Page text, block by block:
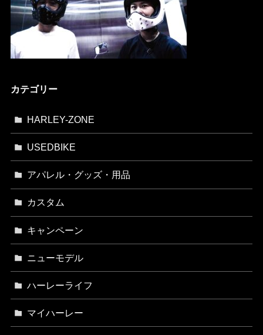
カテゴリー
HARLEY-ZONE
USEDBIKE
アパレル・グッズ・用品
カスタム
キャンペーン
ニューモデル
ハーレーライフ
マイハーレー